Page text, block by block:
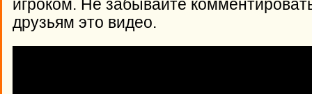
игроком. Не забывайте
друзьям это видео.